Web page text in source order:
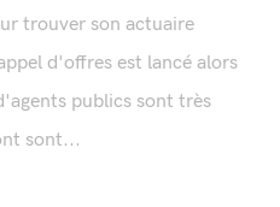
trouver son actuaire
d'offres est lancé alors
publics sont très
sont...